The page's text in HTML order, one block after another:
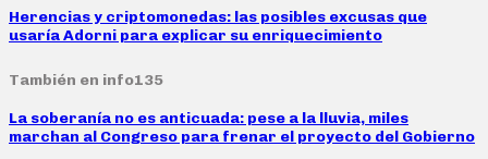
Herencias y criptomonedas: las posibles excusas que
usaría Adorni para explicar su enriquecimiento
También en info135
La soberanía no es anticuada: pese a la lluvia, miles
marchan al Congreso para frenar el proyecto del Gobierno